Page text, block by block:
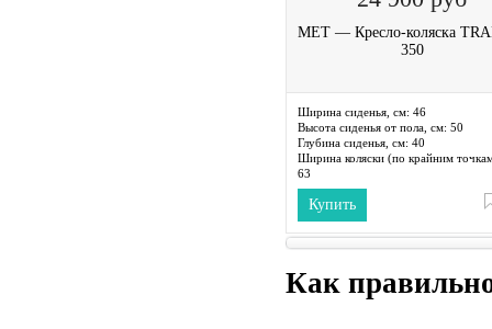
MET — Кресло-коляска
350
Ширина сиденья, см: 46
Высота сиденья от пола, см: 50
Глубина сиденья, см: 40
Ширина коляски (по крайним
63
Длина коляски (по крайним
108
Высота коляски (по крайним
95
Диаметр задних колес, см:60
Купить
Как